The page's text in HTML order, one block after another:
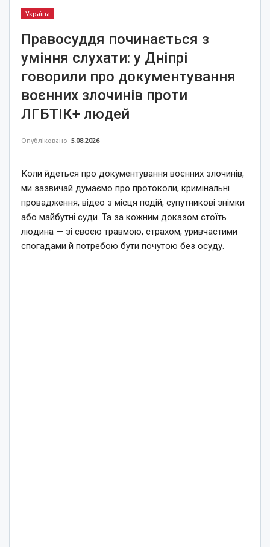
Україна
Правосуддя починається з
уміння слухати: у Дніпрі
говорили про документування
воєнних злочинів проти
ЛГБТІК+ людей
Опубліковано 5.08.2026
Коли йдеться про документування воєнних злочинів,
ми зазвичай думаємо про протоколи, кримінальні
провадження, відео з місця подій, супутникові знімки
або майбутні суди. Та за кожним доказом стоїть
людина — зі своєю травмою, страхом, уривчастими
спогадами й потребою бути почутою без осуду.